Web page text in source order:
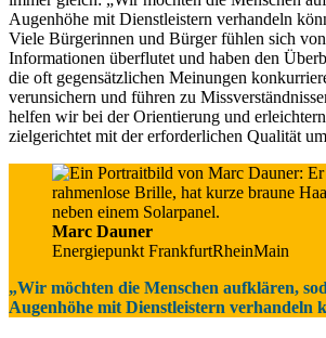
Augenhöhe mit Dienstleistern verhandeln
Viele Bürgerinnen und Bürger fühlen sich
Informationen überflutet und haben den
die oft gegensätzlichen Meinungen
verunsichern und führen zu
helfen wir bei der Orientierung und
zielgerichtet mit der erforderlichen Qualität
Marc Dauner
Energiepunkt FrankfurtRheinMain
„Wir möchten die Menschen aufklären,
Augenhöhe mit Dienstleistern verhandeln